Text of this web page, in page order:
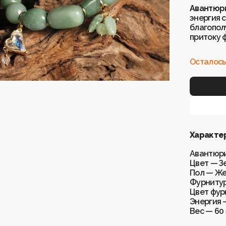
энергия
притоку
Цвет —
Пол —
Цвет
Энергия
Вес — 60